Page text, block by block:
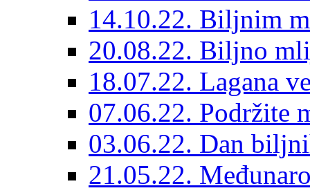
14.10.22. Biljnim
20.08.22. Biljno
18.07.22. Lagana
07.06.22. Podržite
03.06.22. Dan
21.05.22.